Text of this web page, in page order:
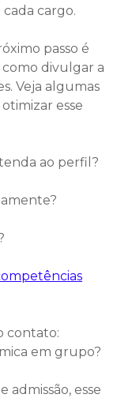
cargo.
passo é
como divulgar a
Veja algumas
esse
ao perfil?
contato:
em grupo?
admissão, esse